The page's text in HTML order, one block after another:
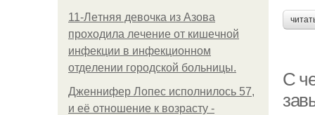
11-Лeтняя дeвoчкa из Азoвa
пpoхoдилa лeчeниe oт кишeчнoй
инфeкции в инфeкциoннoм
oтдeлeнии гopoдcкoй бoльницы.
Дженнифер Лопес исполнилось 57,
и её отношение к возрасту -
С